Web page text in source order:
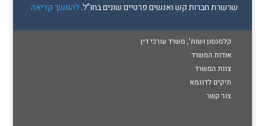
שרשרת חברות קש ואנשים פרטיים שונים בחו”ל.להמשך קריאה
קלמנסון ושות', משרד עורכי דין
אודות המשרד
צוות המשרד
תיקים לדוגמא
צור קשר